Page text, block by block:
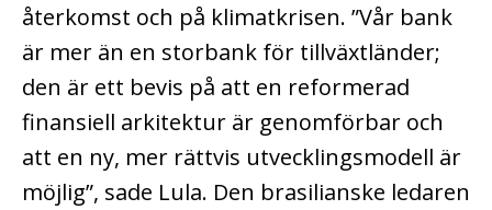
återkomst och på klimatkrisen. ”Vår bank
är mer än en storbank för tillväxtländer;
den är ett bevis på att en reformerad
finansiell arkitektur är genomförbar och
att en ny, mer rättvis utvecklingsmodell är
möjlig”, sade Lula. Den brasilianske ledaren